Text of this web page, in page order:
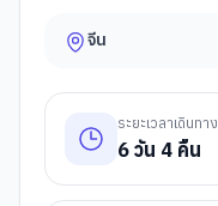
จีน
ระยะเวลาเดินทาง
6 วัน 4 คืน